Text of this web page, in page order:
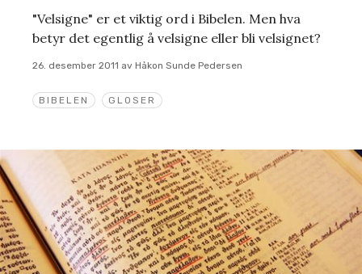
BIBELEN GLOSER
"Velsigne" er et viktig ord i Bibelen. Men hva
betyr det egentlig å velsigne eller bli velsignet?
26. desember 2011 av Håkon Sunde Pedersen